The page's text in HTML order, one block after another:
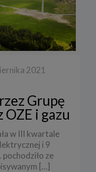
2021
Grupę
i gazu
w III kwartale
i 9
ze
[…]